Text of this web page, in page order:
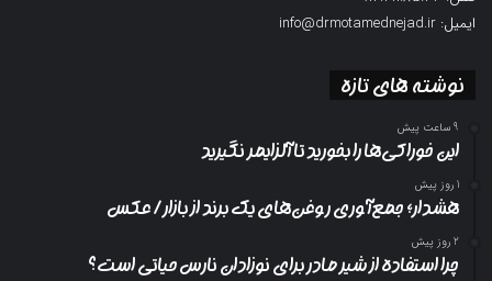
زمینه سرود مداحی کشور و حفظ این ظرفیت برسیم.
ایمیل: info@drmotamednejad.ir
نوشته های تازه
9 ساعت پیش
این خوراکی‌ها را بخورید تا آلزایمر نگیرید
1 روز پیش
هشدار؛ جمع‌آوری روغن‌های یک برند از بازار/ عکس
2 روز پیش
چرا استفاده از شیر مادر برای نوزادان نارس حیاتی است؟